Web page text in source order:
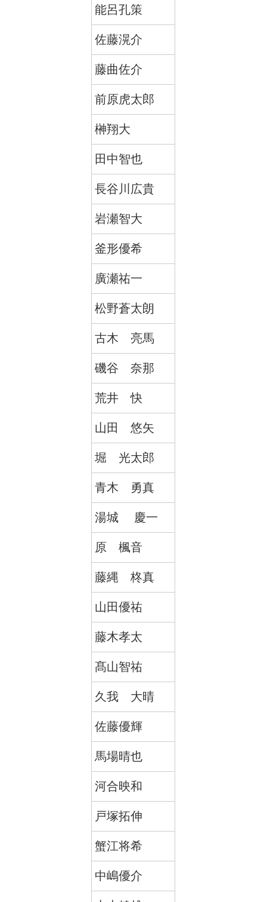
能呂孔策
佐藤滉介
藤曲佐介
前原虎太郎
榊翔大
田中智也
長谷川広貴
岩瀬智大
釜形優希
廣瀬祐一
松野蒼太朗
古木 亮馬
磯谷 奈那
荒井 快
山田 悠矢
堀 光太郎
青木 勇真
湯城 慶一
原 楓音
藤縄 柊真
山田優祐
藤木孝太
髙山智祐
久我 大晴
佐藤優輝
馬場晴也
河合映和
戸塚拓伸
蟹江将希
中嶋優介